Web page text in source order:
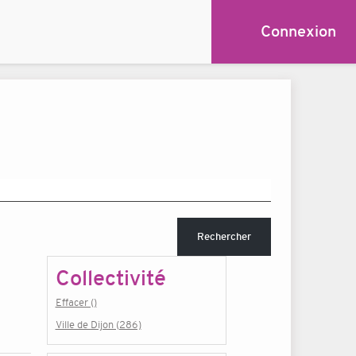
Connexion
Rechercher
Collectivité
Effacer ()
Ville de Dijon (286)